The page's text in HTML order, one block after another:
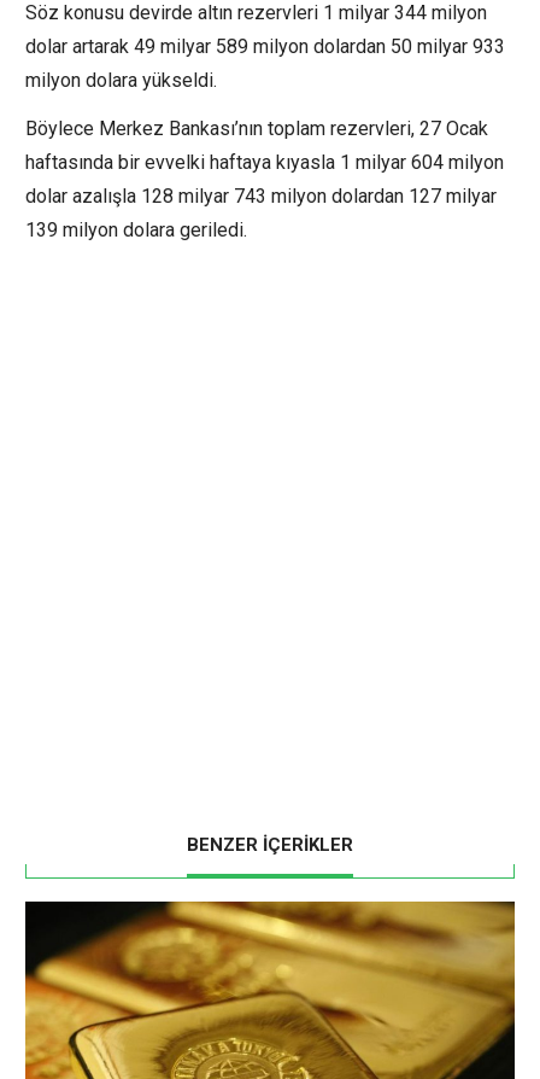
Söz konusu devirde altın rezervleri 1 milyar 344 milyon
dolar artarak 49 milyar 589 milyon dolardan 50 milyar 933
milyon dolara yükseldi.
Böylece Merkez Bankası’nın toplam rezervleri, 27 Ocak
haftasında bir evvelki haftaya kıyasla 1 milyar 604 milyon
dolar azalışla 128 milyar 743 milyon dolardan 127 milyar
139 milyon dolara geriledi.
BENZER İÇERİKLER